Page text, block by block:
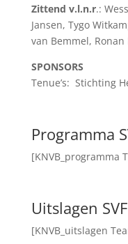
Zittend v.l.n.r.:
Jansen, Tygo
van Bemmel, Ronan
SPONSORS
Tenue’s: Stichting
Programma
[KNVB_programma
Uitslagen
[KNVB_uitslagen